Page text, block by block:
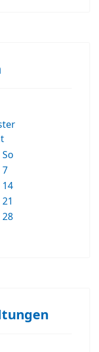
So
7
14
21
28